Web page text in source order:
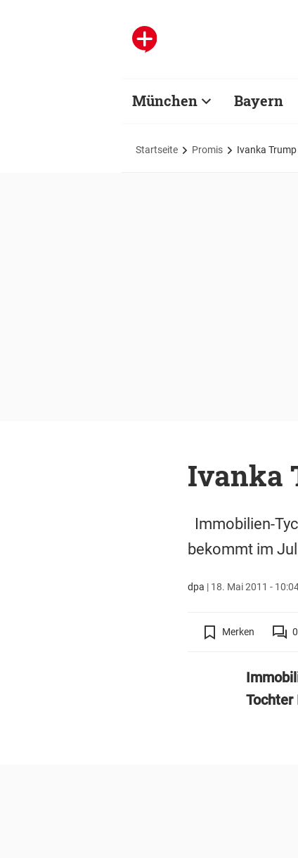
München Bayern
Startseite Promis Ivanka
Ivanka
Immobilien-
bekommt im
dpa | 18. Mai 2011 -
Merken 0
Tochter